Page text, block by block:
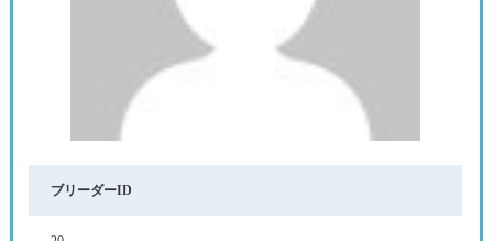
ブリーダーID